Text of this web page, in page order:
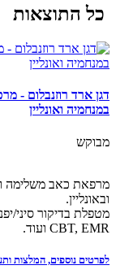
כל התוצאות
דגן ארד רוזנבלום -
במנחמיה ואונליין
מבוקש
ובאונליין.
מטפלת בדיקור סיני/
CBT, EMR ועוד.
לפרטים נוספים, המלצות